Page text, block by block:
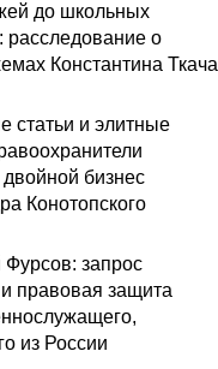
до школьных
расследование о
Константина Ткача
статьи и элитные
бизнес
Конотопского
запрос
правовая защита
из России